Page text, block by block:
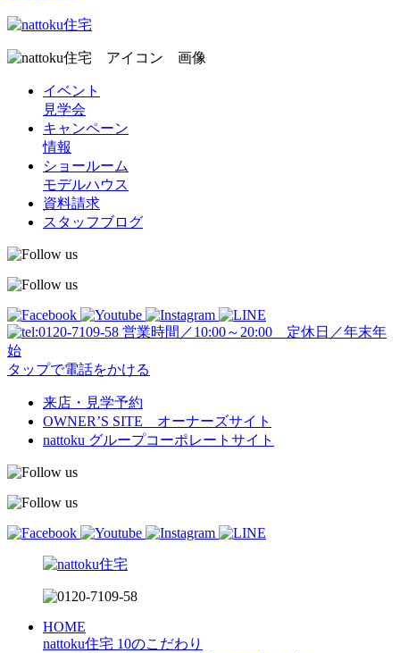
イベント
見学会
キャンペーン
情報
ショールーム
モデルハウス
資料請求
スタッフブログ
営業時間／10:00～20:00 定休日／年末年
始
タップで電話をかける
来店・見学予約
OWNER’S SITE オーナーズサイト
nattoku グループコーポレートサイト
HOME
nattoku住宅 10のこだわり